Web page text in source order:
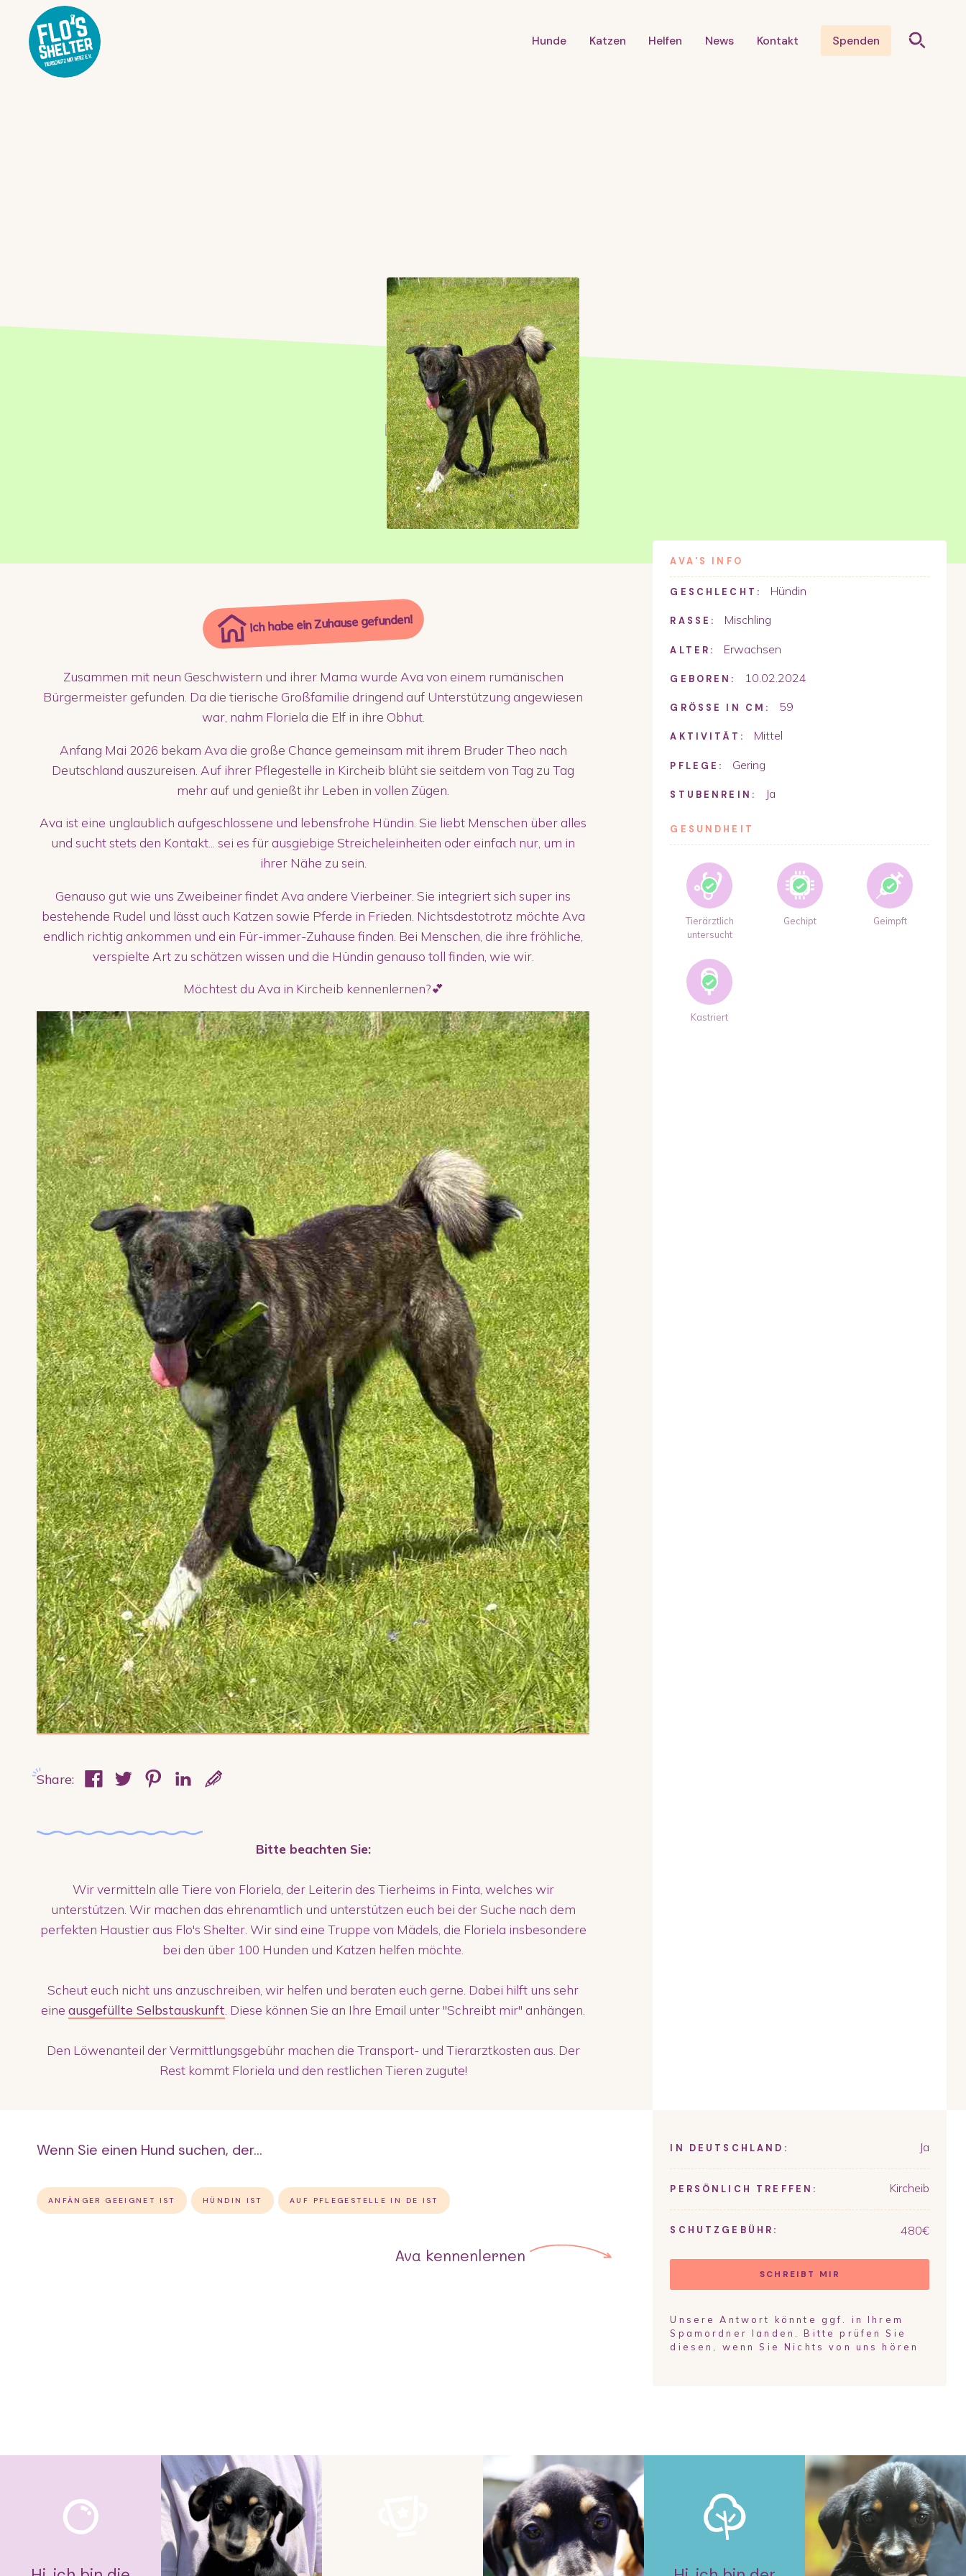
Hunde Katzen Helfen News Kontakt Spenden
Ich habe ein Zuhause gefunden!
Zusammen mit neun Geschwistern und ihrer Mama wurde Ava von einem rumänischen
Bürgermeister gefunden. Da die tierische Großfamilie dringend auf Unterstützung angewiesen
war, nahm Floriela die Elf in ihre Obhut.
Anfang Mai 2026 bekam Ava die große Chance gemeinsam mit ihrem Bruder Theo nach
Deutschland auszureisen. Auf ihrer Pflegestelle in Kircheib blüht sie seitdem von Tag zu Tag
mehr auf und genießt ihr Leben in vollen Zügen.
Ava ist eine unglaublich aufgeschlossene und lebensfrohe Hündin. Sie liebt Menschen über alles
und sucht stets den Kontakt... sei es für ausgiebige Streicheleinheiten oder einfach nur, um in
ihrer Nähe zu sein.
Genauso gut wie uns Zweibeiner findet Ava andere Vierbeiner. Sie integriert sich super ins
bestehende Rudel und lässt auch Katzen sowie Pferde in Frieden. Nichtsdestotrotz möchte Ava
endlich richtig ankommen und ein Für-immer-Zuhause finden. Bei Menschen, die ihre fröhliche,
verspielte Art zu schätzen wissen und die Hündin genauso toll finden, wie wir.
Möchtest du Ava in Kircheib kennenlernen?💕
Share:
Bitte beachten Sie:
Wir vermitteln alle Tiere von Floriela, der Leiterin des Tierheims in Finta, welches wir
unterstützen. Wir machen das ehrenamtlich und unterstützen euch bei der Suche nach dem
perfekten Haustier aus Flo's Shelter. Wir sind eine Truppe von Mädels, die Floriela insbesondere
bei den über 100 Hunden und Katzen helfen möchte.
Scheut euch nicht uns anzuschreiben, wir helfen und beraten euch gerne. Dabei hilft uns sehr
eineausgefüllte Selbstauskunft . Diese können Sie an Ihre Email unter "Schreibt mir" anhängen.
Den Löwenanteil der Vermittlungsgebühr machen die Transport- und Tierarztkosten aus. Der
Rest kommt Floriela und den restlichen Tieren zugute!
AVA 'S INFO
GESCHLECHT: Hündin
RASSE: Mischling
ALTER: Erwachsen
GEBOREN: 10.02.2024
GRÖSSE IN CM: 59
AKTIVITÄT: Mittel
PFLEGE: Gering
STUBENREIN: Ja
GESUNDHEIT
Tierärztlich
untersucht
Gechipt Geimpft
Kastriert
Wenn Sie einen Hund suchen, der...
ANFÄNGER GEEIGNET IST HÜNDIN IST AUF PFLEGESTELLE IN DE IST
Ava kennenlernen
IN DEUTSCHLAND: Ja
PERSÖNLICH TREFFEN: Kircheib
SCHUTZGEBÜHR: 480€
SCHREIBT MIR
Unsere Antwort könnte ggf. in Ihrem
Spamordner landen. Bitte prüfen Sie
diesen, wenn Sie Nichts von uns hören